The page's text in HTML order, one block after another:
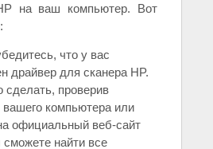
на ваш компьютер. Вот
что у вас
драйвер для сканера HP.
сделать, проверив
вашего компьютера или
официальный веб-сайт
сможете найти все